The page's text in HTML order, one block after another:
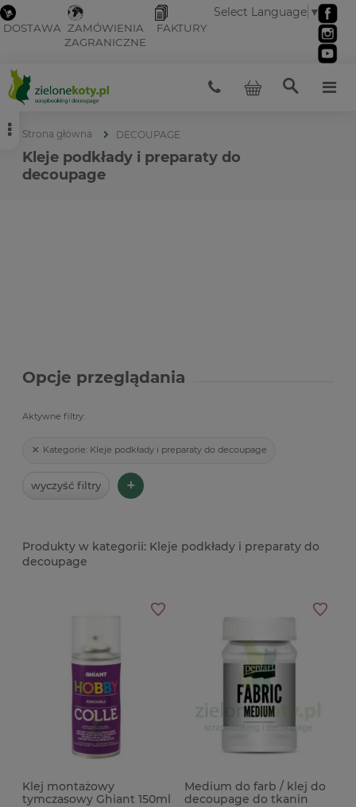
DOSTAWA ZAMÓWIENIA
ZAGRANICZNE
FAKTURY
Select Language ▼
Strona główna DECOUPAGE
Kleje podkłady i preparaty do
decoupage
Opcje przeglądania
Aktywne filtry:
Kategorie: Kleje podkłady i preparaty do decoupage
wyczyść filtry +
Kleje podkłady i preparaty do
decoupage
Klej montażowy
tymczasowy Ghiant 150ml
Medium do farb / klej do
decoupage do tkanin